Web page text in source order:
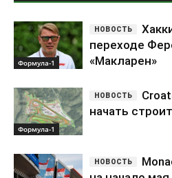
Формула-1
переходе
«Макларен»
Формула-1
начать